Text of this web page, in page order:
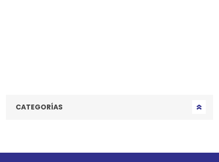
CATEGORÍAS